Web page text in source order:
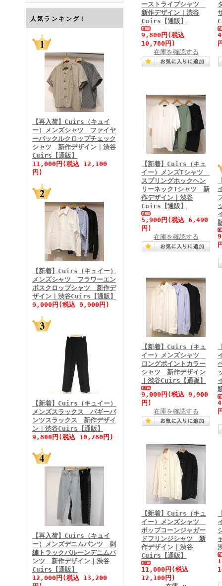
FINEBOYS2026年7月号
FINEBOYS2026年6月号
FINEBOYS2026年5月号
FINEBOYS2026年4月号
FINEBOYS2026年3月号
FINEBOYS2026年2月号
FINEBOYS2026年1月号
人気ランキング！
【再入荷】Cuirs（キュイ
ー）メンズシャツ ファイヤ
ーバックルクロップチェック
シャツ 新作デザイン｜渋谷
Cuirs【通販】
11,000円(税込 12,100
円)
【新着】Cuirs（キュイー）
メンズシャツ フラワーエン
ボスクロップシャツ 新作デ
ザイン｜渋谷Cuirs【通販】
9,000円(税込 9,900円)
【新着】Cuirs（キュイー）
メンズスラックス バギーパ
ンツスラックス 新作デザイ
ン｜渋谷Cuirs【通販】
9,800円(税込 10,780円)
【再入荷】Cuirs（キュイ
ー）メンズデニムパンツ 刺
繍トラックバルーンデニムパ
ンツ 新作デザイン｜渋谷
Cuirs【通販】
12,000円(税込 13,200
ーストライプシャツ
新作デザイン｜渋谷
Cuirs【通販】
9,800円 (税込
10,780円)
在庫を確認する
【新着】Cuirs（キュ
イー）メンズTシャツ
スプリングホックヘン
リーネックTシャツ 新
作デザイン｜渋谷
Cuirs【通販】
5,900円 (税込 6,490
円)
在庫を確認する
【新着】Cuirs（キュ
イー）メンズシャツ
ロングポイントカラー
シャツ 新作デザイン
｜渋谷Cuirs【通販】
9,000円 (税込 9,900
円)
在庫を確認する
【新着】Cuirs（キュ
イー）メンズシャツ
ポップコーンジャガー
ドフリンジシャツ 新
作デザイン｜渋谷
Cuirs【通販】
11,000円 (税込
12,100円)